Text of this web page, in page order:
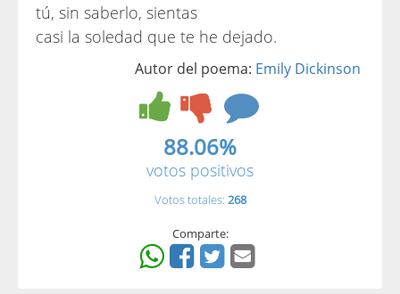
tú, sin saberlo, sientas
casi la soledad que te he dejado.
Autor del poema: Emily Dickinson
88.06%
votos positivos
Votos totales: 268
Comparte: